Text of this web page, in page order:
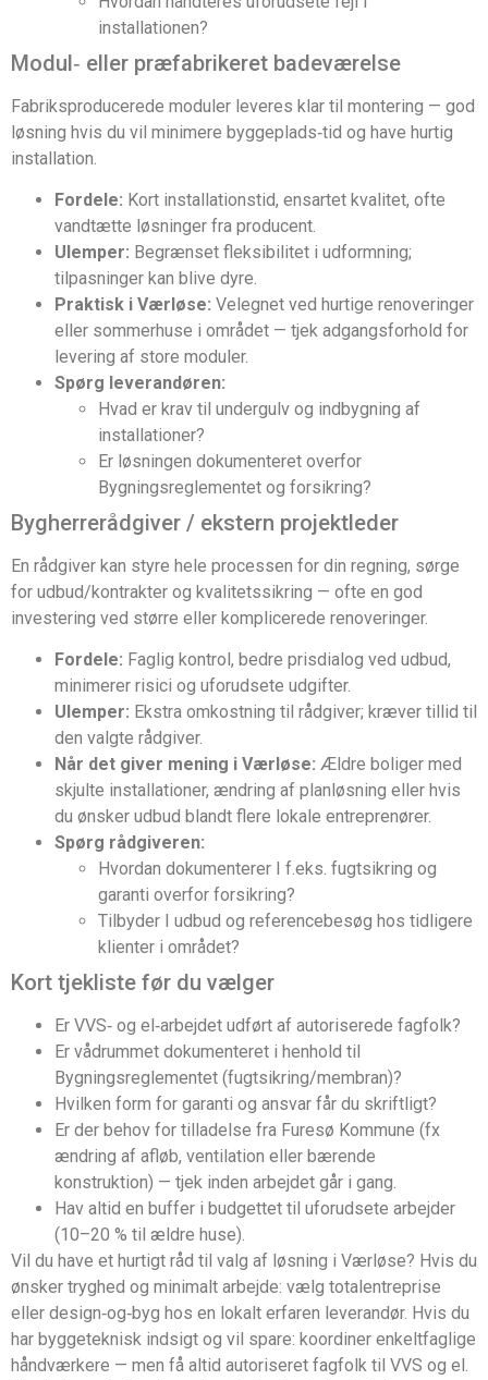
installationen?
Modul‑ eller præfabrikeret badeværelse
Fabriksproducerede moduler leveres klar til montering — god
løsning hvis du vil minimere byggeplads‑tid og have hurtig
installation.
Fordele: Kort installationstid, ensartet kvalitet, ofte
vandtætte løsninger fra producent.
Ulemper: Begrænset fleksibilitet i udformning;
tilpasninger kan blive dyre.
Praktisk i Værløse: Velegnet ved hurtige renoveringer
eller sommerhuse i området — tjek adgangsforhold for
levering af store moduler.
Spørg leverandøren:
Hvad er krav til undergulv og indbygning af
installationer?
Er løsningen dokumenteret overfor
Bygningsreglementet og forsikring?
Bygherrerådgiver / ekstern projektleder
En rådgiver kan styre hele processen for din regning, sørge
for udbud/kontrakter og kvalitetssikring — ofte en god
investering ved større eller komplicerede renoveringer.
Fordele: Faglig kontrol, bedre prisdialog ved udbud,
minimerer risici og uforudsete udgifter.
Ulemper: Ekstra omkostning til rådgiver; kræver tillid til
den valgte rådgiver.
Når det giver mening i Værløse: Ældre boliger med
skjulte installationer, ændring af planløsning eller hvis
du ønsker udbud blandt flere lokale entreprenører.
Spørg rådgiveren:
Hvordan dokumenterer I f.eks. fugtsikring og
garanti overfor forsikring?
Tilbyder I udbud og referencebesøg hos tidligere
klienter i området?
Kort tjekliste før du vælger
Er VVS‑ og el‑arbejdet udført af autoriserede fagfolk?
Er vådrummet dokumenteret i henhold til
Bygningsreglementet (fugtsikring/membran)?
Hvilken form for garanti og ansvar får du skriftligt?
Er der behov for tilladelse fra Furesø Kommune (fx
ændring af afløb, ventilation eller bærende
konstruktion) — tjek inden arbejdet går i gang.
Hav altid en buffer i budgettet til uforudsete arbejder
(10–20 % til ældre huse).
Vil du have et hurtigt råd til valg af løsning i Værløse? Hvis du
ønsker tryghed og minimalt arbejde: vælg totalentreprise
eller design‑og‑byg hos en lokalt erfaren leverandør. Hvis du
har byggeteknisk indsigt og vil spare: koordiner enkeltfaglige
håndværkere — men få altid autoriseret fagfolk til VVS og el.